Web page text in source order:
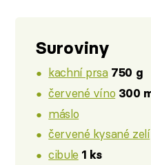
Suroviny
kachní prsa 750 g
červené víno 300
máslo
červené kysané zelí
cibule 1 ks